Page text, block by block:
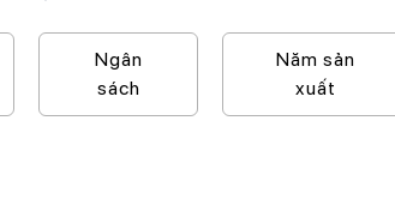
Ngân
sách
Năm sản
xuất